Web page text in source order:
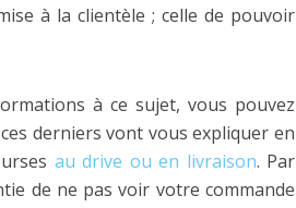
à la clientèle ; celle de pouvoir
à ce sujet, vous pouvez
derniers vont vous expliquer en
au drive ou en livraison. Par
de ne pas voir votre commande